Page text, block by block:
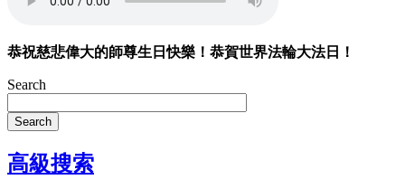
恭祝慈悲偉大的師尊生日快樂！恭賀世界法輪大法日！
Search
Search
高級搜索